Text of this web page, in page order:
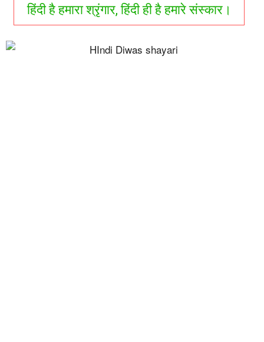
हिंदी है हमारा श्रृंगार, हिंदी ही है हमारे संस्कार।